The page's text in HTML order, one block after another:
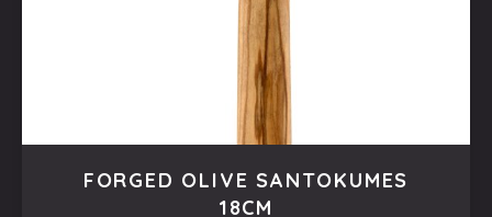
FORGED OLIVE SANTOKUMES
18CM